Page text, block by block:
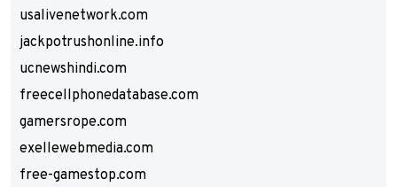
usalivenetwork.com
jackpotrushonline.info
ucnewshindi.com
freecellphonedatabase.com
gamersrope.com
exellewebmedia.com
free-gamestop.com